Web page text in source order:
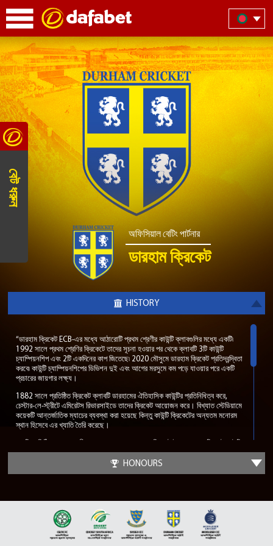
অফিসিয়াল বেটিং পার্টনার
ডারহাম ক্রিকেট
HISTORY
“ডারহাম ক্রিকেট ECB-এর মধ্যে আঠারোটি প্রথম শ্রেণীর কাউন্টি ক্লাবগুলির মধ্যে একটি৷
1992 সালে প্রথম শ্রেণির ক্রিকেটে তাদের সূচনা হওয়ার পর থেকে ক্লাবটি 3টি কাউন্টি
চ্যাম্পিয়নশিপ এবং 2টি একদিনের কাপ জিতেছে৷ 2020 মৌসুমে ডারহাম ক্রিকেট প্রতিদ্বন্দ্বিতা
করবে৷ কাউন্টি চ্যাম্পিয়নশিপের ডিভিশন দুই এবং আগের মরসুমে কম পড়ে যাওয়ার পরে একটি
প্রচারের জায়গার লক্ষ্য।
1882 সালে প্রতিষ্ঠিত ক্রিকেট ক্লাবটি ডারহামের ঐতিহাসিক কাউন্টির প্রতিনিধিত্ব করে,
চেস্টার-লে-স্ট্রীটে এমিরেটস রিভারসাইডে তাদের ক্রিকেট আয়োজন করে। বিখ্যাত স্টেডিয়ামে
কয়েকটি আন্তর্জাতিক ম্যাচের ব্যবস্থা করা হয়েছে কিন্তু কাউন্টি ক্রিকেটের অন্যতম মনোরম
স্থান হিসেবে এর খ্যাতি তৈরি করেছে।
হিসেবে অতুলনীয় সাফল্য অর্জন করেছিল। 1976 থেকে 1982 সাল পর্যন্ত ক্রিকেট ক্লাব
একটি অপরাজিত রান সংগ্রহ করেছিল যা 65 ম্যাচে প্রসারিত হয়েছিল, একটি রেকর্ড যা আজও
অটুট রয়েছে। এই সাফল্য ক্লাবটিকে 1989 সালে প্রথম শ্রেণীর বৈধতার দিকে ঠেলে দেয়।
2007 থেকে 2009 সাল পর্যন্ত ক্লাবের জন্য সাফল্যের সবচেয়ে বড় স্পেল ছিল যেখানে
ডারহাম ক্রিকেট পরপর বছরে 3টি বড় ট্রফি ঘরে এনেছে। প্রথমটি 2007 সালে ওয়ানডে কাপ
যেখানে লর্ডস ক্রিকেট গ্রাউন্ডে বৃষ্টিতে ভিজে ফাইনালে ডারহাম রানার্সআপ হ্যাম্পশায়ারকে
125 রানে স্বাচ্ছন্দ্যে পরাজিত করে। পরবর্তী মৌসুমগুলি 2008 এবং 2009 সালে কাউন্টি
HONOURS
বেট ধরুন